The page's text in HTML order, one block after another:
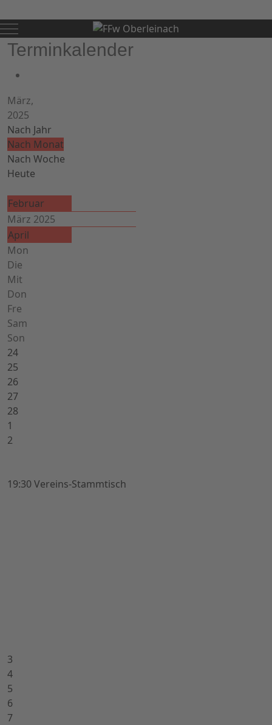
Mobile Menu Toggle
Terminkalender
März,
2025
Nach Jahr
Nach Monat
Nach Woche
Heute
Februar
März 2025
April
Mon
Die
Mit
Don
Fre
Sam
Son
24
25
26
27
28
1
2
19:30 Vereins-Stammtisch
3
4
5
6
7